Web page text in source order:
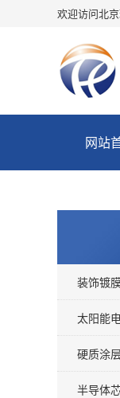
欢迎访问北
网站
装饰镀
太阳能
硬质涂
半导体